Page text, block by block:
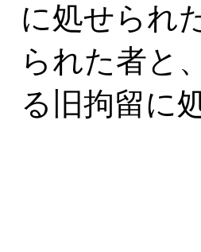
に処せられ
られた者と
る旧拘留に